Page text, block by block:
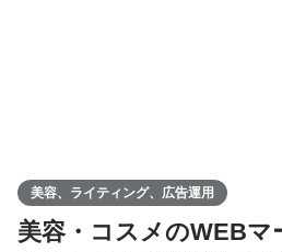
美容、ライティング、広告運用
美容・コスメのWEBマ